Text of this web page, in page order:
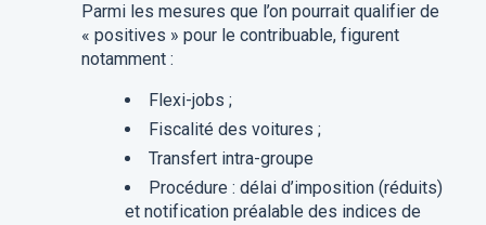
Parmi les mesures que l’on pourrait qualifier de
« positives » pour le contribuable, figurent
notamment :
Flexi-jobs ;
Fiscalité des voitures ;
Transfert intra-groupe
Procédure : délai d’imposition (réduits)
et notification préalable des indices de